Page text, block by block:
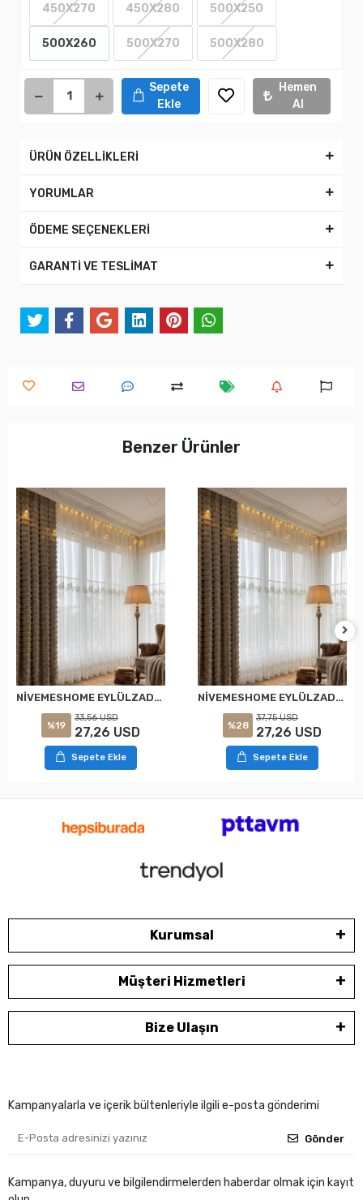
450X270 450X280 500X250
500X260 500X270 500X280
Sepete
Ekle
Hemen
Al
ÜRÜN ÖZELLİKLERİ
YORUMLAR
ÖDEME SEÇENEKLERİ
GARANTİ VE TESLİMAT
Benzer Ürünler
NİVEMESHOME EYLÜLZADE GOLD DETAY 1/2,5 PİLELİ TÜL PERDE APM
%19
33,56 USD
27,26 USD
Sepete Ekle
NİVEMESHOME EYLÜLZADE GOLD DETAY 1/3 PİLELİ TÜL PERDE APM
%28
37,75 USD
27,26 USD
Sepete Ekle
Kurumsal
Müşteri Hizmetleri
Bize Ulaşın
Kampanyalarla ve içerik bültenleriyle ilgili e-posta gönderimi
Gönder
Kampanya, duyuru ve bilgilendirmelerden haberdar olmak için kayıt